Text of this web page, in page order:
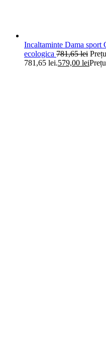
Incaltaminte Dama
ecologica 781,65lei
781,65 lei.579,00 lei